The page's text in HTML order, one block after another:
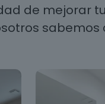
de mejorar
sabemos